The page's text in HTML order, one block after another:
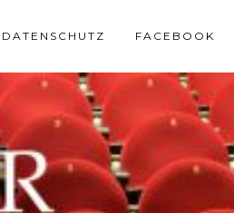
FACEBOOK